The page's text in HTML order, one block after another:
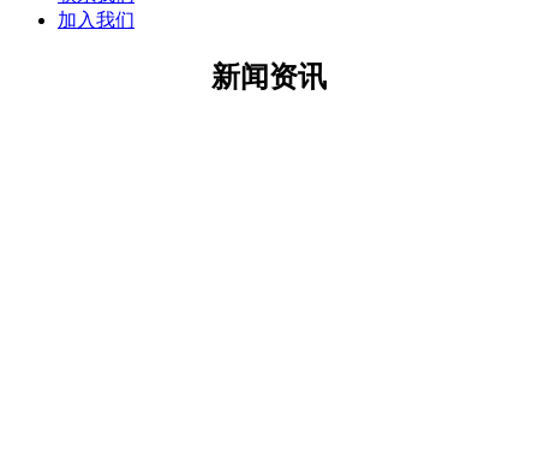
加入我们
新闻资讯